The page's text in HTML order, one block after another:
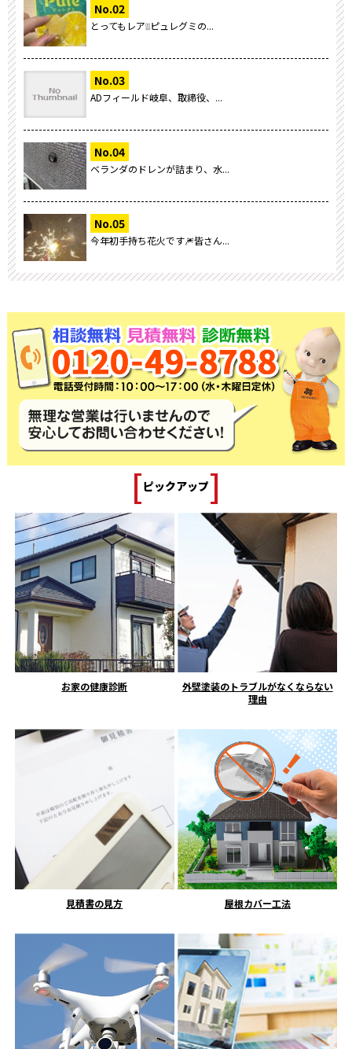
とってもレア❕❕ピュレグミの...
ADフィールド岐阜、取締役、...
ベランダのドレンが詰まり、水...
今年初手持ち花火です🎆皆さん...
[ピックアップ]
お家の健康診断
外壁塗装のトラブルがなくならない
理由
見積書の見方 屋根カバー工法